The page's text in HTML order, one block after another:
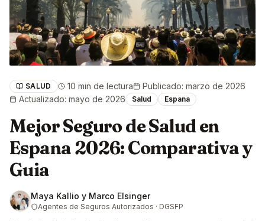
SALUD 10 min de lectura Publicado: marzo de 2026
Actualizado: mayo de 2026 Salud Espana
Mejor Seguro de Salud en
Espana 2026: Comparativa y
Guia
Maya Kallio y Marco Elsinger
Agentes de Seguros Autorizados · DGSFP